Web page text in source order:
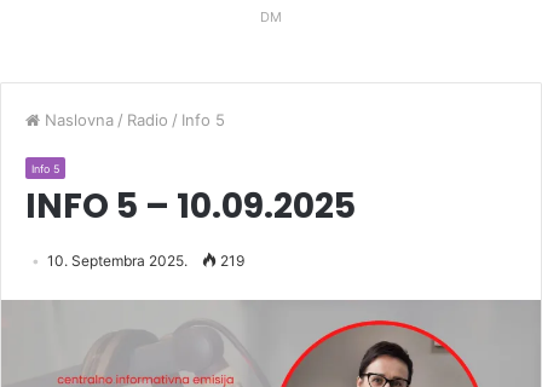
DM
Naslovna / Radio / Info 5
Info 5
INFO 5 – 10.09.2025
10. Septembra 2025. 219